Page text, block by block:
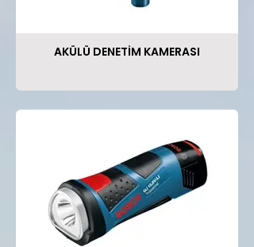
AKÜLÜ DENETİM KAMERASI